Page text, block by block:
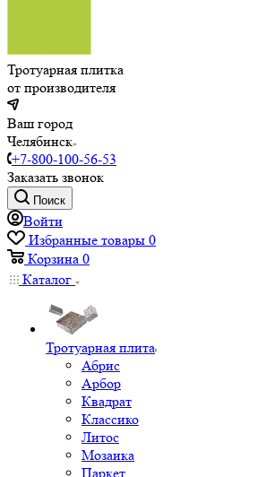
Тротуарная плитка
от производителя
Ваш город
Челябинск
+7-800-100-56-53
Заказать звонок
Поиск
Войти
Избранные товары 0
Корзина 0
Каталог
Тротуарная плита
Абрис
Арбор
Квадрат
Классико
Литос
Мозаика
Паркет